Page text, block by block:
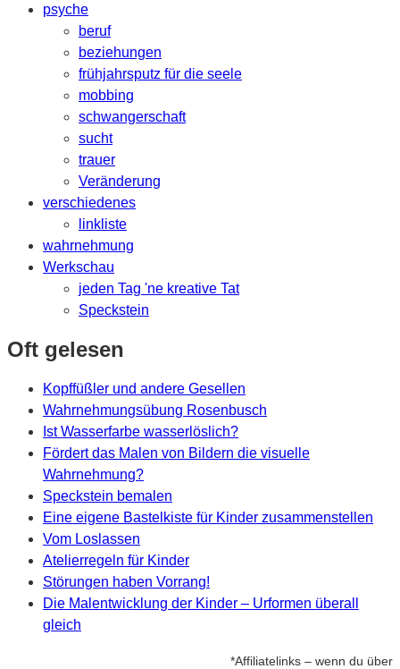
psyche
beruf
beziehungen
frühjahrsputz für die seele
mobbing
schwangerschaft
sucht
trauer
Veränderung
verschiedenes
linkliste
wahrnehmung
Werkschau
jeden Tag 'ne kreative Tat
Speckstein
Oft gelesen
Kopffüßler und andere Gesellen
Wahrnehmungsübung Rosenbusch
Ist Wasserfarbe wasserlöslich?
Fördert das Malen von Bildern die visuelle
Wahrnehmung?
Speckstein bemalen
Eine eigene Bastelkiste für Kinder zusammenstellen
Vom Loslassen
Atelierregeln für Kinder
Störungen haben Vorrang!
Die Malentwicklung der Kinder – Urformen überall
gleich
*Affiliatelinks – wenn du über